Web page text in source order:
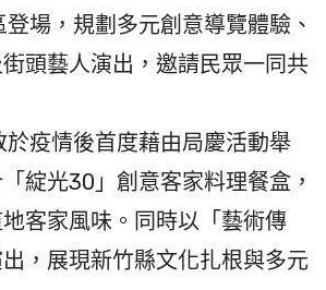
場，規劃多元創意導覽體驗、
頭藝人演出，邀請民眾一同共
疫情後首度藉由局慶活動舉
綻光30」創意客家料理餐盒，
客家風味。同時以「藝術傳
，展現新竹縣文化扎根與多元